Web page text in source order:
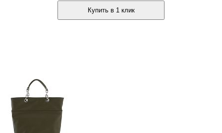
Купить в 1 клик